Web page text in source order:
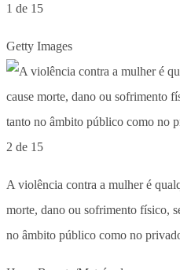
1 de 15
Getty Images
2 de 15
A violência contra a mulher é
morte, dano ou sofrimento físico,
no âmbito público como no